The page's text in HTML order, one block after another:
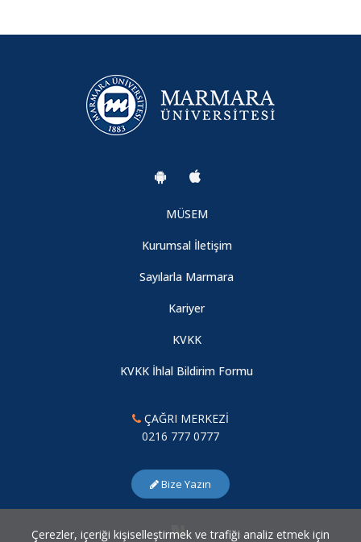
MÜSEM
Kurumsal İletişim
Sayılarla Marmara
Kariyer
KVKK
KVKK İhlal Bildirim Formu
ÇAĞRI MERKEZİ
0216 777 0777
Bize Yazın
Çerezler, içeriği kişiselleştirmek ve trafiği analiz etmek için